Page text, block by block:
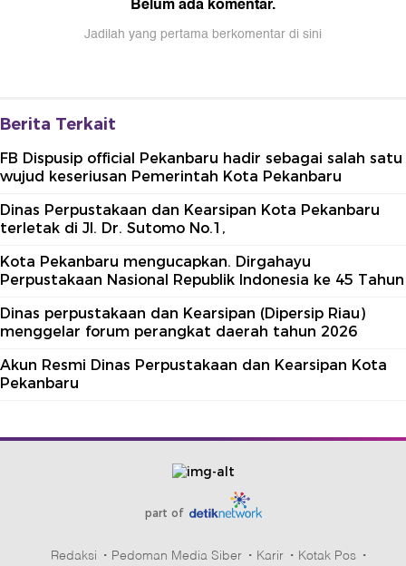
Jadilah yang pertama berkomentar di sini
Berita Terkait
FB Dispusip official Pekanbaru hadir sebagai salah satu
wujud keseriusan Pemerintah Kota Pekanbaru
Dinas Perpustakaan dan Kearsipan Kota Pekanbaru
terletak di Jl. Dr. Sutomo No.1,
Kota Pekanbaru mengucapkan. Dirgahayu
Perpustakaan Nasional Republik Indonesia ke 45 Tahun
Dinas perpustakaan dan Kearsipan (Dipersip Riau)
menggelar forum perangkat daerah tahun 2026
Akun Resmi Dinas Perpustakaan dan Kearsipan Kota
Pekanbaru
part of
Redaksi Pedoman Media Siber Karir Kotak Pos